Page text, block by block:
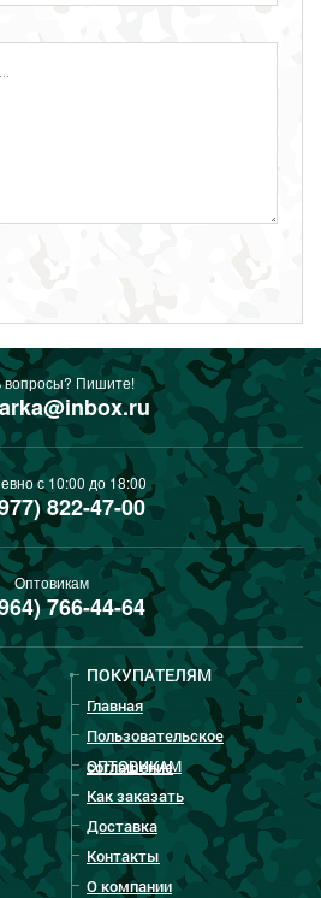
вопросы? Пишите!
с 10:00 до 18:00
822-47-00
Оптовикам
766-44-64
ПОКУПАТЕЛЯМ
Главная
Пользовательское
соглашение
ОПТОВИКАМ
Как заказать
Доставка
Контакты
О компании